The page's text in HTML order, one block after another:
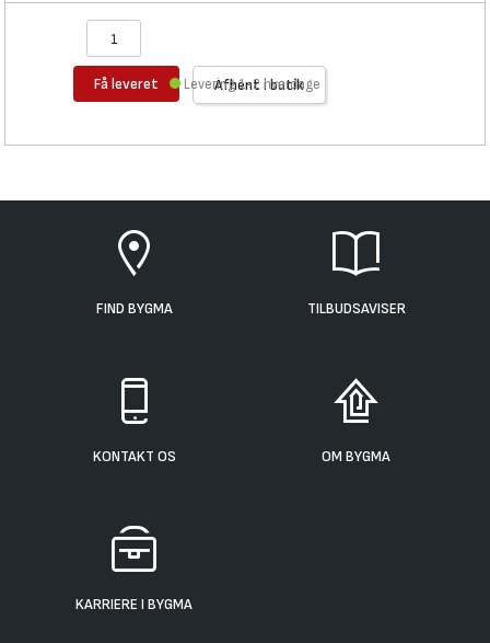
Få leveret Afhent i butik
Levering 1-2 hverdage
FIND BYGMA TILBUDSAVISER
KONTAKT OS OM BYGMA
KARRIERE I BYGMA